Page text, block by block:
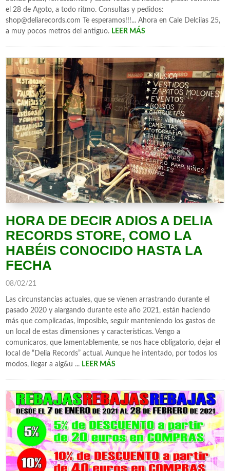
el 28 de Agoto, a todo ritmo. Consultas y pedidos:
shop@deliarecords.com Te esperamos!!!... Ahora en Cale Delciias 25,
a muy pocos metros del antiguo. LEER MÁS
HORA DE DECIR ADIOS A DELIA
RECORDS STORE, COMO LA
HABÉIS CONOCIDO HASTA LA
FECHA
08/02/21
Las circunstancias actuales, que se vienen arrastrando durante el
pasado 2020 y alargando durante este año 2021, están haciendo
más que complicadas, imposible, seguir manteniendo los gastos de
un local de estas dimensiones y características. Vengo a
comunicaros, que lamentablemente, se nos hace obligatorio, dejar el
local de “Delia Records” actual. Aunque he intentado, por todos los
modos, llegar a alg&u ... LEER MÁS